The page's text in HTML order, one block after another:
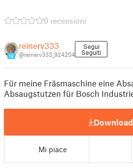
0 recensioni
16
reinerv333
@reinerv333_924254
Segui
Seguiti
Für meine Fräsmaschine eine
Absaugstutzen für Bosch
Download
Mi piace